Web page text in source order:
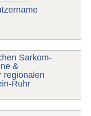
Sarkom-
&
regionalen
Ruhr